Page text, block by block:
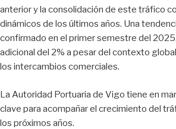
anterior y la consolidación de este tráfico
dinámicos de los últimos años. Una
confirmado en el primer semestre del
adicional del 2% a pesar del contexto
los intercambios comerciales.
La Autoridad Portuaria de Vigo tiene en
clave para acompañar el crecimiento del
los próximos años.